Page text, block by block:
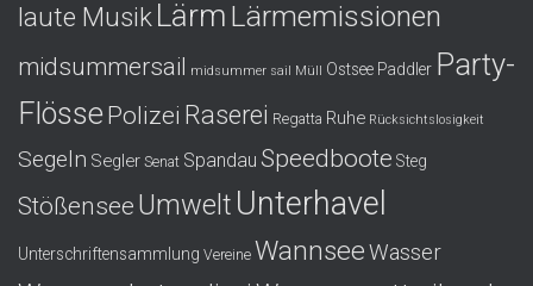
laute Musik Lärm Lärmemissionen
midsummersail midsummer sail Müll Ostsee Paddler Party-
FlössePolizei Raserei Regatta Ruhe Rücksichtslosigkeit
Segeln Segler Senat Spandau Speedboote Steg
Stößensee Umwelt Unterhavel
Unterschriftensammlung Vereine WannseeWasser